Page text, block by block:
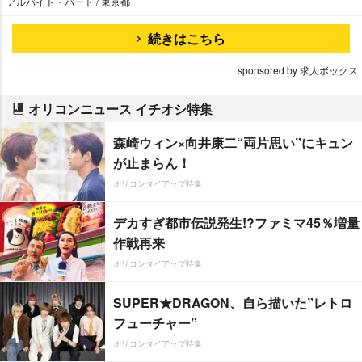
続きはこちら
sponsored by 求人ボックス
オリコンニュース イチオシ特集
森崎ウィン×向井康二“両片思い”にキュン
が止まらん！
オリコンタイアップ特集
デカすぎ都市伝説発生!?ファミマ45％増量
作戦再来
オリコンタイアップ特集
SUPER★DRAGON、自ら描いた”レトロ
フューチャー”
オリコンタイアップ特集